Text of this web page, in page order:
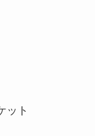
ット